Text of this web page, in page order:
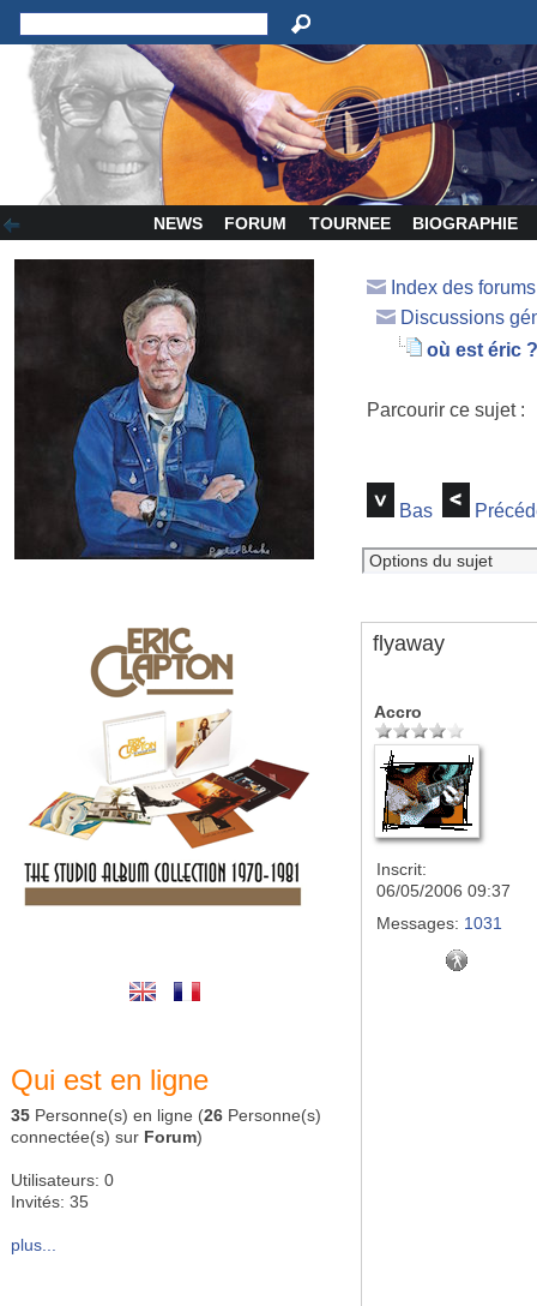
NEWS FORUM TOURNEE BIOGRAPHIE
Qui est en ligne
35 Personne(s) en ligne (26 Personne(s)
connectée(s) sur Forum)
Utilisateurs: 0
Invités: 35
plus...
Index des
Discussions
où est éric ?
Parcourir ce sujet
Bas
flyaway
Accro
Inscrit:
06/05/2006 09:37
Messages: 1031